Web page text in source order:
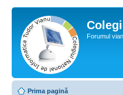
Forumul
Prima pagină